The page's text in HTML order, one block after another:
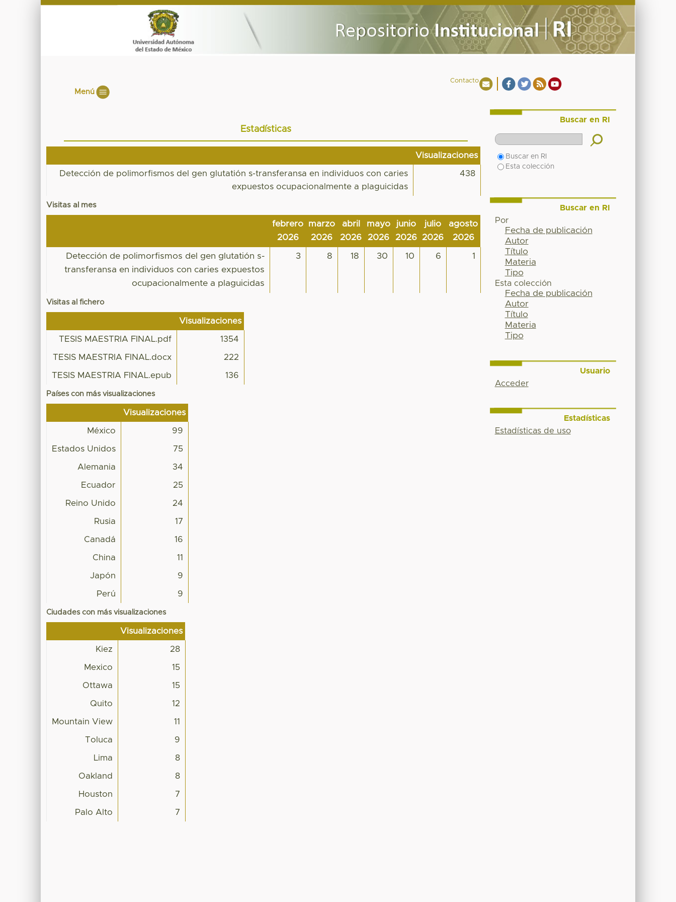
Contacto
Menú
Estadísticas
Visualizaciones
Detección de polimorfismos del gen glutatión s-transferansa en individuos con caries
expuestos ocupacionalmente a plaguicidas
438
Visitas al mes
febrero
2026
marzo
2026
abril
2026
mayo
2026
junio
2026
julio
2026
agosto
2026
Detección de polimorfismos del gen glutatión s-
transferansa en individuos con caries expuestos
ocupacionalmente a plaguicidas
3 8 18 30 10 6 1
Visitas al fichero
Visualizaciones
TESIS MAESTRIA FINAL.pdf 1354
TESIS MAESTRIA FINAL.docx 222
TESIS MAESTRIA FINAL.epub 136
Países con más visualizaciones
Visualizaciones
México 99
Estados Unidos 75
Alemania 34
Ecuador 25
Reino Unido 24
Rusia 17
Canadá 16
China 11
Japón 9
Perú 9
Ciudades con más visualizaciones
Visualizaciones
Kiez 28
Mexico 15
Ottawa 15
Quito 12
Mountain View 11
Toluca 9
Lima 8
Oakland 8
Houston 7
Palo Alto 7
Buscar en RI
Buscar en RI
Esta colección
Buscar en RI
Por
Fecha de publicación
Autor
Título
Materia
Tipo
Esta colección
Fecha de publicación
Autor
Título
Materia
Tipo
Usuario
Acceder
Estadísticas
Estadísticas de uso